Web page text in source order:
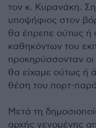
τον κ. Κυρανάκη.
υποψήφιος στον
θα έπρεπε ούτως ή
καθηκόντων του
προκηρύσσονταν
θα είχαμε ούτως ή
θέση του πορτ-
Μετά τη
αρχής γενομένης